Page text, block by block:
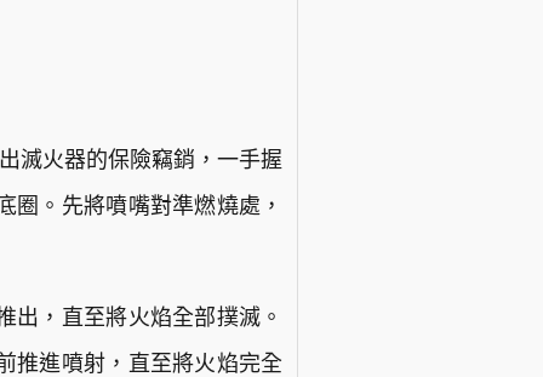
滅火器的保險竊銷，一手握
。先將噴嘴對準燃燒處，
出，直至將火焰全部撲滅。
推進噴射，直至將火焰完全